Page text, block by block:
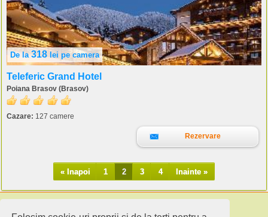
De la 318 lei pe camera
Teleferic Grand Hotel
Poiana Brasov (Brasov)
Cazare: 127 camere
Rezervare
« Inapoi 1 2 3 4 Inainte »